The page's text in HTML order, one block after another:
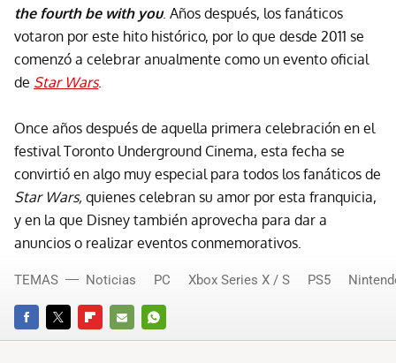
the fourth be with you. Años después, los fanáticos
votaron por este hito histórico, por lo que desde 2011 se
comenzó a celebrar anualmente como un evento oficial
de Star Wars.
Once años después de aquella primera celebración en el
festival Toronto Underground Cinema, esta fecha se
convirtió en algo muy especial para todos los fanáticos de
Star Wars, quienes celebran su amor por esta franquicia,
y en la que Disney también aprovecha para dar a
anuncios o realizar eventos conmemorativos.
FACEBOOKTWITTERFLIPBOARD
E-
WHATSAPP
TEMAS Noticias PC Xbox Series X / S PS5